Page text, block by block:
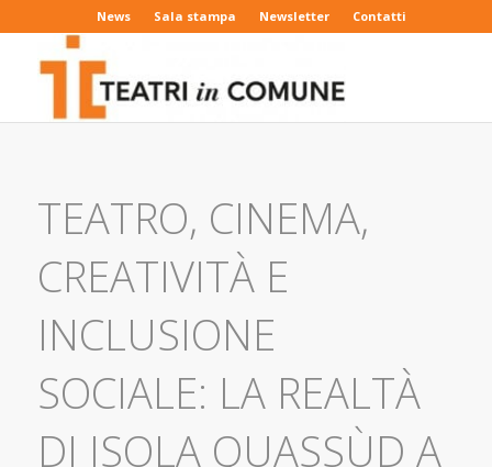
News Sala stampa Newsletter Contatti
TEATRO, CINEMA,
CREATIVITÀ E
INCLUSIONE
SOCIALE: LA REALTÀ
DI ISOLA QUASSÙD A